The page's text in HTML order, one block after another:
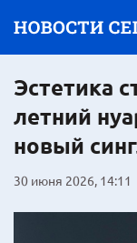
Эстетика
летний
новый
30 июня 2026, 14:11